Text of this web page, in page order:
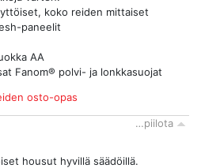
koko reiden mittaiset
paneelit
AA
Fanom® polvi- ja lonkkasuojat
osto-opas
…piilota
housut hyvillä säädöillä.